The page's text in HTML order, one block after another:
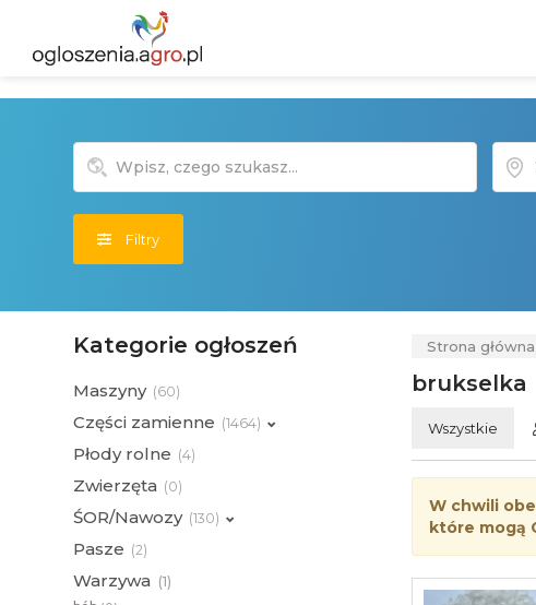
Filtry
Strona główna
brukselka
Wszystkie
W chwili
które mogą
Kategorie ogłoszeń
Maszyny (60)
Części zamienne (1464)
Płody rolne (4)
Zwierzęta (0)
ŚOR/Nawozy (130)
Pasze (2)
Warzywa (1)